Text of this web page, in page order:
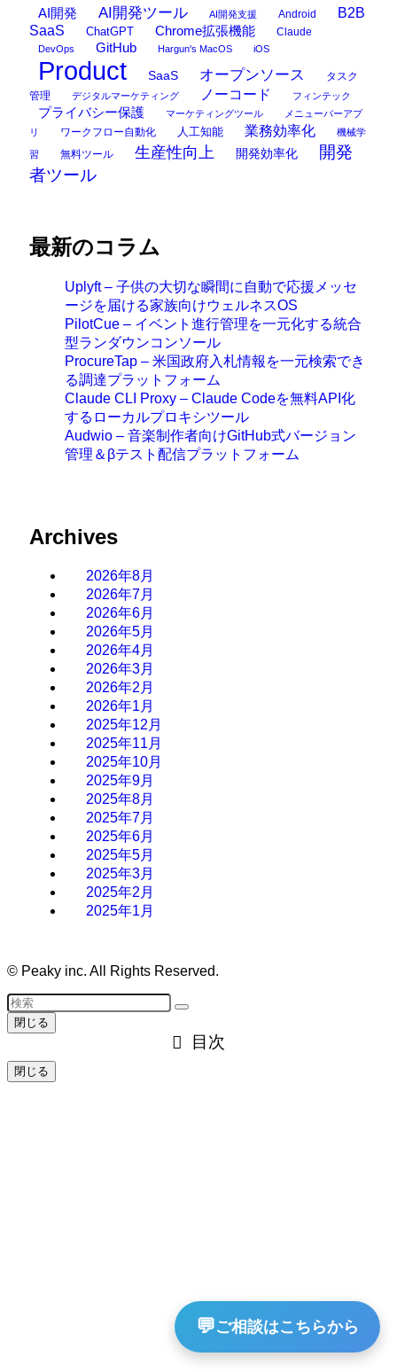
AI開発 AI開発ツール AI開発支援 Android
B2B
SaaS
ChatGPT Chrome拡張機能 Claude
DevOps GitHub Hargun's MacOS iOS
Product SaaS オープンソース
タスク
管理
デジタルマーケティング ノーコード フィンテック
プライバシー保護 マーケティングツール
メニューバーアプ
リ
ワークフロー自動化 人工知能 業務効率化 機械学
習 無料ツール 生産性向上 開発効率化
開発
者ツール
最新のコラム
Uplyft – 子供の大切な瞬間に自動で応援メッセ
ージを届ける家族向けウェルネスOS
PilotCue – イベント進行管理を一元化する統合
型ランダウンコンソール
ProcureTap – 米国政府入札情報を一元検索でき
る調達プラットフォーム
Claude CLI Proxy – Claude Codeを無料API化
するローカルプロキシツール
Audwio – 音楽制作者向けGitHub式バージョン
管理＆βテスト配信プラットフォーム
Archives
2026年8月
2026年7月
2026年6月
2026年5月
2026年4月
2026年3月
2026年2月
2026年1月
2025年12月
2025年11月
2025年10月
2025年9月
2025年8月
2025年7月
2025年6月
2025年5月
2025年3月
2025年2月
2025年1月
💬ご相談はこちらから
© Peaky inc. All Rights Reserved.
閉じる
目次
閉じる